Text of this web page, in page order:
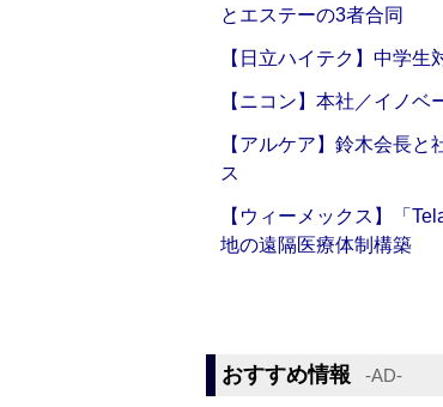
とエステーの3者合同
【日立ハイテク】中学
【ニコン】本社／イノ
【アルケア】鈴木会長
ス
【ウィーメックス】「
地の遠隔医療体制構築
おすすめ情報 ‐AD‐